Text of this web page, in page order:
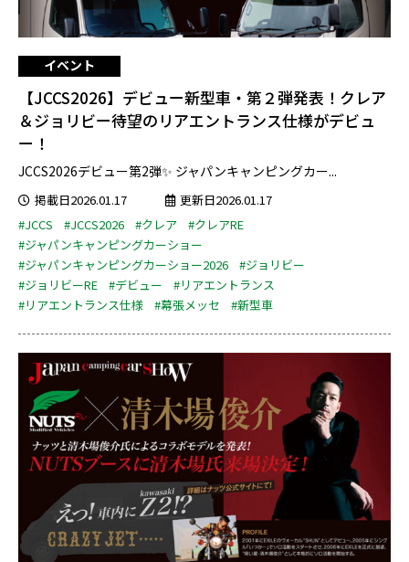
イベント
【JCCS2026】デビュー新型車・第２弾発表！クレア
＆ジョリビー待望のリアエントランス仕様がデビュ
ー！
JCCS2026デビュー第2弾✨ ジャパンキャンピングカー...
掲載日2026.01.17
更新日2026.01.17
#JCCS
#JCCS2026 #クレア
#クレアRE
#ジャパンキャンピングカーショー
#ジャパンキャンピングカーショー2026
#ジョリビー
#ジョリビーRE
#デビュー
#リアエントランス
#リアエントランス仕様
#幕張メッセ #新型車